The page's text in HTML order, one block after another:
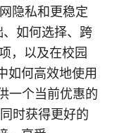
隐私和更稳定
如何选择、跨
，以及在校园
如何高效地使用
一个当前优惠的
时获得更好的